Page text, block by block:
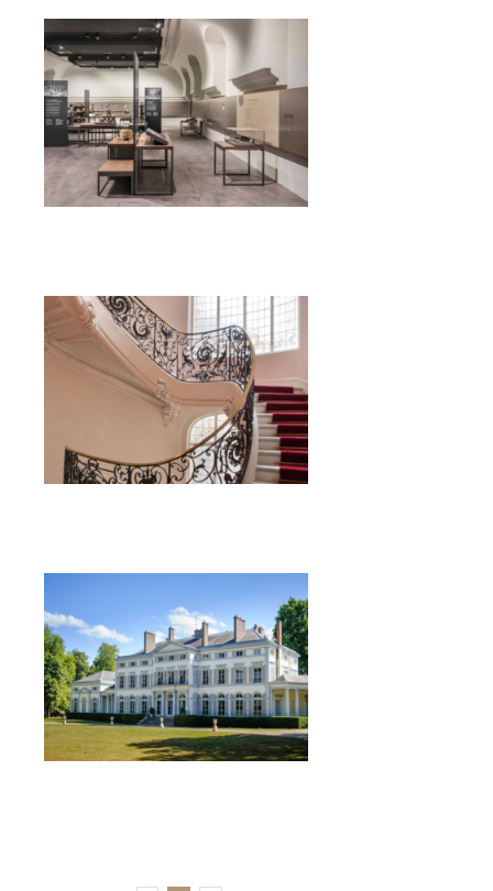
Château de Groussay –
Montfort L’Amaury